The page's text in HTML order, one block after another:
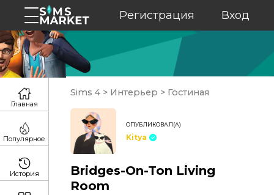
Регистрация Вход
Sims 4 > Интерьер > Гостиная
ОПУБЛИКОВАЛ(А)
Kitya
Bridges-On-Ton Living
Room
Главная
Популярное
История